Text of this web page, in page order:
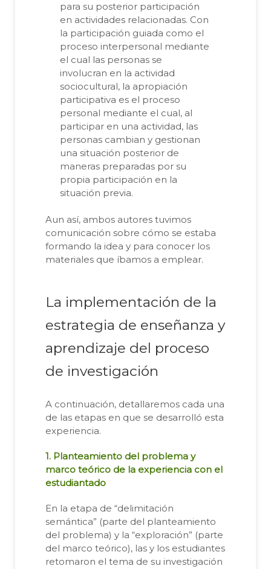
para su posterior participación
en actividades relacionadas. Con
la participación guiada como el
proceso interpersonal mediante
el cual las personas se
involucran en la actividad
sociocultural, la apropiación
participativa es el proceso
personal mediante el cual, al
participar en una actividad, las
personas cambian y gestionan
una situación posterior de
maneras preparadas por su
propia participación en la
situación previa.
Aun así, ambos autores tuvimos
comunicación sobre cómo se estaba
formando la idea y para conocer los
materiales que íbamos a emplear.
La implementación de la
estrategia de enseñanza y
aprendizaje del proceso
de investigación
A continuación, detallaremos cada una
de las etapas en que se desarrolló esta
experiencia.
1. Planteamiento del problema y
marco teórico de la experiencia con el
estudiantado
En la etapa de “delimitación
semántica” (parte del planteamiento
del problema) y la “exploración” (parte
del marco teórico), las y los estudiantes
retomaron el tema de su investigación